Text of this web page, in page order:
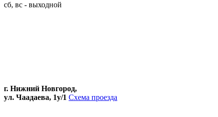
сб, вс - выходной
г. Нижний Новгород,
ул. Чаадаева, 1у/1 Схема проезда